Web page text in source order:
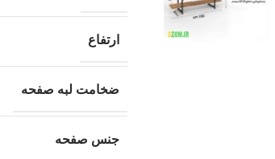
ارتفاع
ضخامت لبه صفحه
جنس صفحه